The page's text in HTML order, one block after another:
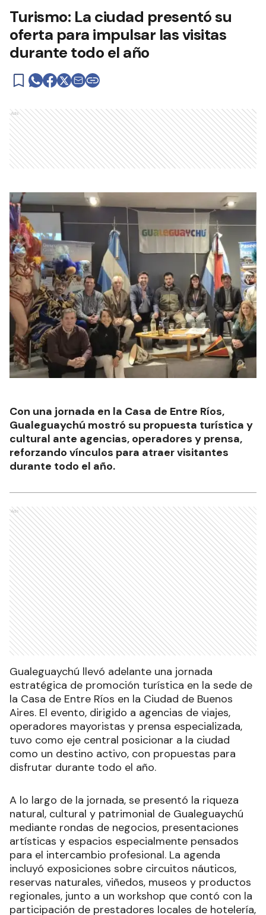
Turismo: La ciudad presentó su
oferta para impulsar las visitas
durante todo el año
Ads
Con una jornada en la Casa de Entre Ríos,
Gualeguaychú mostró su propuesta turística y
cultural ante agencias, operadores y prensa,
reforzando vínculos para atraer visitantes
durante todo el año.
Ads
Gualeguaychú llevó adelante una jornada
estratégica de promoción turística en la sede de
la Casa de Entre Ríos en la Ciudad de Buenos
Aires. El evento, dirigido a agencias de viajes,
operadores mayoristas y prensa especializada,
tuvo como eje central posicionar a la ciudad
como un destino activo, con propuestas para
disfrutar durante todo el año.
A lo largo de la jornada, se presentó la riqueza
natural, cultural y patrimonial de Gualeguaychú
mediante rondas de negocios, presentaciones
artísticas y espacios especialmente pensados
para el intercambio profesional. La agenda
incluyó exposiciones sobre circuitos náuticos,
reservas naturales, viñedos, museos y productos
regionales, junto a un workshop que contó con la
participación de prestadores locales de hotelería,